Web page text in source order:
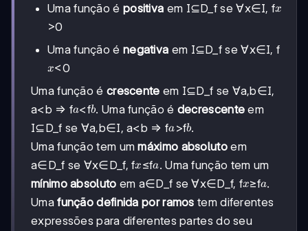
Uma função é positiva em I⊆D_f se ∀x∈I, fx
x
>0
Uma função é negativa em I⊆D_f se ∀x∈I, f
x
x<0
Uma função é crescente em I⊆D_f se ∀a,b∈I,
a<b ⇒ fa
a<fb
b. Uma função é decrescente em
I⊆D_f se ∀a,b∈I, a<b ⇒ fa
a>fb
b.
Uma função tem ummáximo absolutoem
a∈D_f se ∀x∈D_f, fx
x≤fa
a. Uma função tem um
mínimo absoluto em a∈D_f se ∀x∈D_f, fx
x≥fa
a.
Umafunção definida por ramos tem diferentes
expressões para diferentes partes do seu